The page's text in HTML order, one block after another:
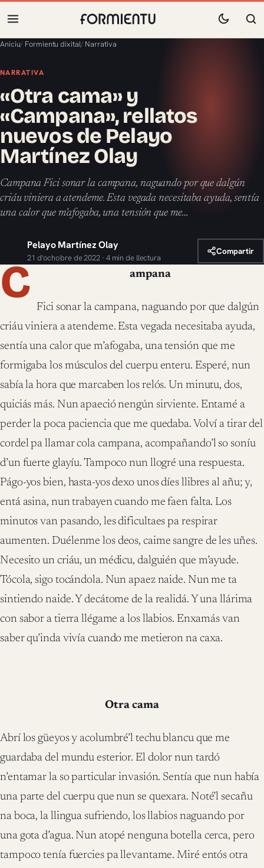
Aniciu/ Formientu dixital/ Narrativa
NARRATIVA
«Otra cama» y
«Campana», rellatos
nuevos de Pelayo
Martínez Olay
Campana Fici sonar la campana, naguando por que dalgún
criáu viniera a atendeme. Esta vegada necesitaba ayuda, sentía
una calor que m’afogaba, una tensión que me…
Pelayo Martínez Olay
21 d'ochobre de 2022 · 4 min de llectura
Compartir
C ampana
Fici sonar la campana, naguando por que dalgún
criáu viniera a atendeme. Esta vegada necesitaba ayuda,
sentía una calor que m’afogaba, una tensión que me
formigaba los músculos del cuerpu enteru. Esperé, nun
sabía la hora que marcaben los relós. Un minutu, dos,
quiciás más. Nun apaeció nengún sirviente. Entamé a
perder la poca paciencia que me quedaba. Volví a tirar del
cordel pa llamar cola campana, acompañando’l so soníu
d’un fuerte glayíu. Tampoco nun llogré una respuesta.
Págo-yos bien, hasta-yos dexo unos díes llibres al añu; y,
entá asina, nun trabayen cuando me faen falta. Los
minutos van pasando, les dificultaes pa respirar
aumenten. Duélenme los deos, caime sangre de les uñes.
Necesito un criáu, un médicu, dalguién que m’ayude.
Tócola, sigo tocándola. Nun apaez naide. Nun me ta
sintiendo naide. Y decátome de la realidá. Y una llárima
con sabor a tierra llégame a los llabios. Enxamás van
saber qu’inda vivía cuando me metieron na caxa.
Otra cama
Abrí los güeyos y acolumbré’l techu blancu que me
guardaba del mundu esterior. El dolor nun tardó
n’entamar la so particular invasión. Sentía que nun había
una parte del cuerpu que nun se quexara. Noté’l secañu
na boca, la llingua sufriendo, los llabios naguando por
una gota d’agua. Nun atopé nenguna botella cerca, pero
tampoco tenía fuercies pa llevantame. Miré entós otra